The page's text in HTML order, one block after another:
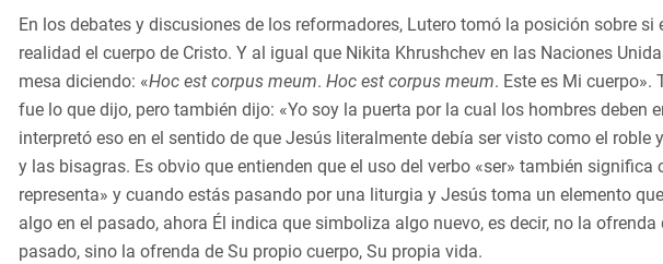
En los debates y discusiones de los reformadores, Lutero tomó la posición sobre si
realidad el cuerpo de Cristo. Y al igual que Nikita Khrushchev en las Naciones
mesa diciendo: «Hoc est corpus meum. Hoc est corpus meum. Este es Mi cuerpo».
fue lo que dijo, pero también dijo: «Yo soy la puerta por la cual los hombres deben
interpretó eso en el sentido de que Jesús literalmente debía ser visto como el roble
y las bisagras. Es obvio que entienden que el uso del verbo «ser» también significa
representa» y cuando estás pasando por una liturgia y Jesús toma un elemento
algo en el pasado, ahora Él indica que simboliza algo nuevo, es decir, no la
pasado, sino la ofrenda de Su propio cuerpo, Su propia vida.